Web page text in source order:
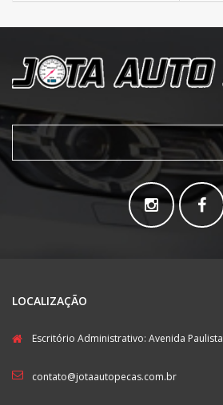
LOCALIZAÇÃO
Escritório Administrativo: Avenida Paulista
contato@jotaautopecas.com.br